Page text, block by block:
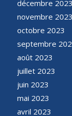
décembre 2023
novembre 2023
octobre 2023
septembre
août 2023
juillet 2023
juin 2023
mai 2023
avril 2023